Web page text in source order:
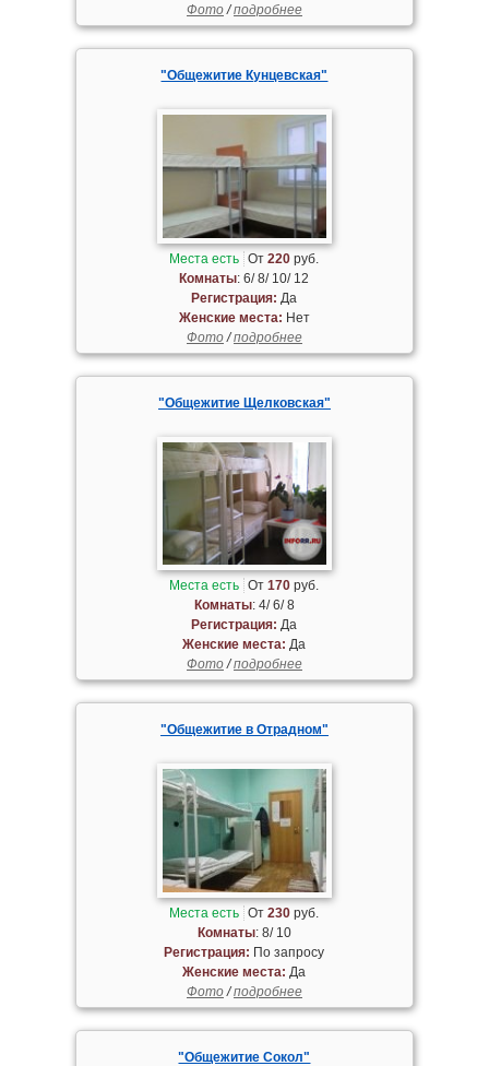
Фото/подробнее
"Общежитие Кунцевская"
Места есть От220 руб.
Комнаты: 6/ 8/ 10/ 12
Регистрация: Да
Женские места: Нет
Фото/подробнее
"Общежитие Щелковская"
Места есть От170 руб.
Комнаты: 4/ 6/ 8
Регистрация: Да
Женские места: Да
Фото/подробнее
"Общежитие в Отрадном"
Места есть От230 руб.
Комнаты: 8/ 10
Регистрация: По запросу
Женские места: Да
Фото/подробнее
"Общежитие Сокол"